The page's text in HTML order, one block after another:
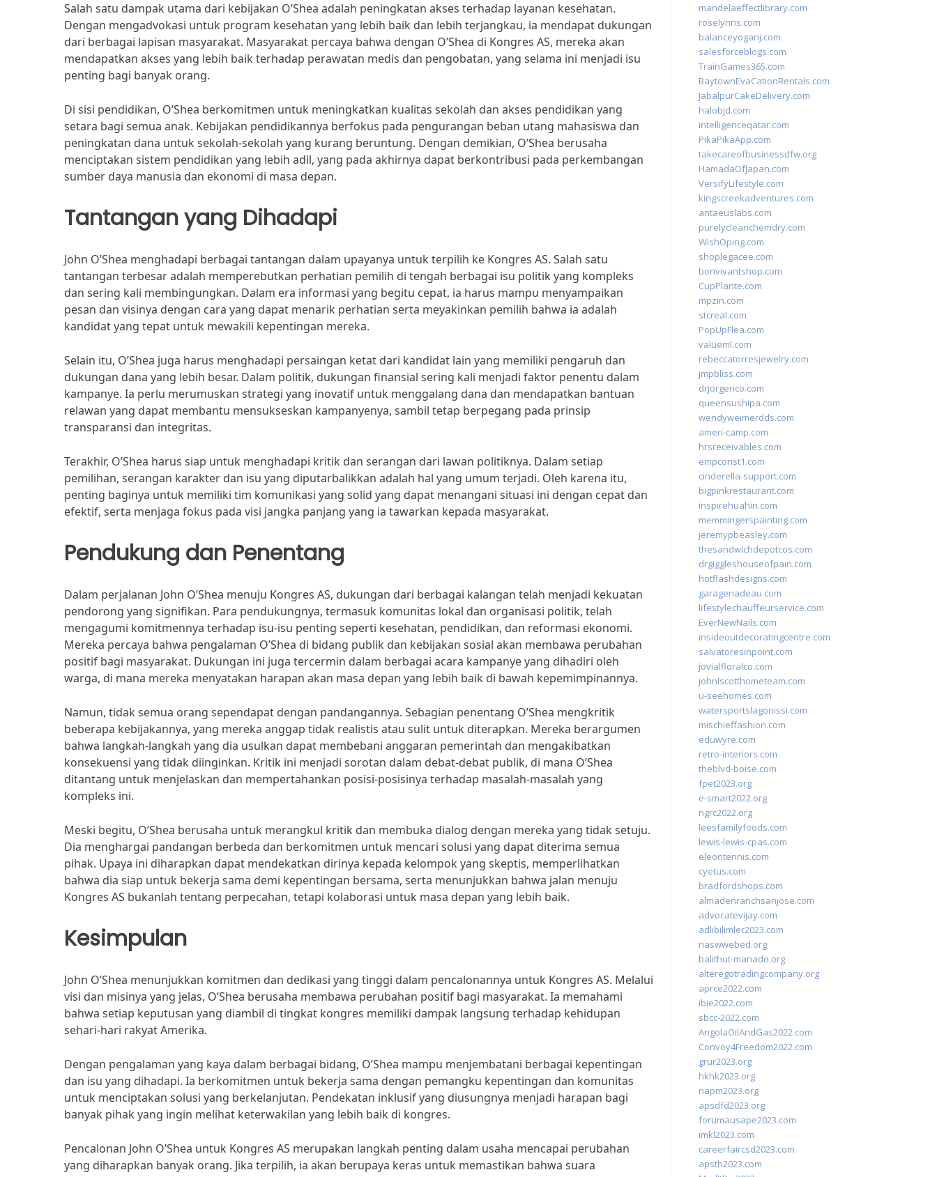
Salah satu dampak utama dari kebijakan O’Shea adalah peningkatan akses terhadap layanan kesehatan.
Dengan mengadvokasi untuk program kesehatan yang lebih baik dan lebih terjangkau, ia mendapat dukungan
dari berbagai lapisan masyarakat. Masyarakat percaya bahwa dengan O’Shea di Kongres AS, mereka akan
mendapatkan akses yang lebih baik terhadap perawatan medis dan pengobatan, yang selama ini menjadi isu
penting bagi banyak orang.
Di sisi pendidikan, O’Shea berkomitmen untuk meningkatkan kualitas sekolah dan akses pendidikan yang
setara bagi semua anak. Kebijakan pendidikannya berfokus pada pengurangan beban utang mahasiswa dan
peningkatan dana untuk sekolah-sekolah yang kurang beruntung. Dengan demikian, O’Shea berusaha
menciptakan sistem pendidikan yang lebih adil, yang pada akhirnya dapat berkontribusi pada perkembangan
sumber daya manusia dan ekonomi di masa depan.
Tantangan yang Dihadapi
John O’Shea menghadapi berbagai tantangan dalam upayanya untuk terpilih ke Kongres AS. Salah satu
tantangan terbesar adalah memperebutkan perhatian pemilih di tengah berbagai isu politik yang kompleks
dan sering kali membingungkan. Dalam era informasi yang begitu cepat, ia harus mampu menyampaikan
pesan dan visinya dengan cara yang dapat menarik perhatian serta meyakinkan pemilih bahwa ia adalah
kandidat yang tepat untuk mewakili kepentingan mereka.
Selain itu, O’Shea juga harus menghadapi persaingan ketat dari kandidat lain yang memiliki pengaruh dan
dukungan dana yang lebih besar. Dalam politik, dukungan finansial sering kali menjadi faktor penentu dalam
kampanye. Ia perlu merumuskan strategi yang inovatif untuk menggalang dana dan mendapatkan bantuan
relawan yang dapat membantu mensukseskan kampanyenya, sambil tetap berpegang pada prinsip
transparansi dan integritas.
Terakhir, O’Shea harus siap untuk menghadapi kritik dan serangan dari lawan politiknya. Dalam setiap
pemilihan, serangan karakter dan isu yang diputarbalikkan adalah hal yang umum terjadi. Oleh karena itu,
penting baginya untuk memiliki tim komunikasi yang solid yang dapat menangani situasi ini dengan cepat dan
efektif, serta menjaga fokus pada visi jangka panjang yang ia tawarkan kepada masyarakat.
Pendukung dan Penentang
Dalam perjalanan John O’Shea menuju Kongres AS, dukungan dari berbagai kalangan telah menjadi kekuatan
pendorong yang signifikan. Para pendukungnya, termasuk komunitas lokal dan organisasi politik, telah
mengagumi komitmennya terhadap isu-isu penting seperti kesehatan, pendidikan, dan reformasi ekonomi.
Mereka percaya bahwa pengalaman O’Shea di bidang publik dan kebijakan sosial akan membawa perubahan
positif bagi masyarakat. Dukungan ini juga tercermin dalam berbagai acara kampanye yang dihadiri oleh
warga, di mana mereka menyatakan harapan akan masa depan yang lebih baik di bawah kepemimpinannya.
Namun, tidak semua orang sependapat dengan pandangannya. Sebagian penentang O’Shea mengkritik
beberapa kebijakannya, yang mereka anggap tidak realistis atau sulit untuk diterapkan. Mereka berargumen
bahwa langkah-langkah yang dia usulkan dapat membebani anggaran pemerintah dan mengakibatkan
konsekuensi yang tidak diinginkan. Kritik ini menjadi sorotan dalam debat-debat publik, di mana O’Shea
ditantang untuk menjelaskan dan mempertahankan posisi-posisinya terhadap masalah-masalah yang
kompleks ini.
Meski begitu, O’Shea berusaha untuk merangkul kritik dan membuka dialog dengan mereka yang tidak setuju.
Dia menghargai pandangan berbeda dan berkomitmen untuk mencari solusi yang dapat diterima semua
pihak. Upaya ini diharapkan dapat mendekatkan dirinya kepada kelompok yang skeptis, memperlihatkan
bahwa dia siap untuk bekerja sama demi kepentingan bersama, serta menunjukkan bahwa jalan menuju
Kongres AS bukanlah tentang perpecahan, tetapi kolaborasi untuk masa depan yang lebih baik.
Kesimpulan
John O’Shea menunjukkan komitmen dan dedikasi yang tinggi dalam pencalonannya untuk Kongres AS. Melalui
visi dan misinya yang jelas, O’Shea berusaha membawa perubahan positif bagi masyarakat. Ia memahami
bahwa setiap keputusan yang diambil di tingkat kongres memiliki dampak langsung terhadap kehidupan
sehari-hari rakyat Amerika.
Dengan pengalaman yang kaya dalam berbagai bidang, O’Shea mampu menjembatani berbagai kepentingan
dan isu yang dihadapi. Ia berkomitmen untuk bekerja sama dengan pemangku kepentingan dan komunitas
untuk menciptakan solusi yang berkelanjutan. Pendekatan inklusif yang diusungnya menjadi harapan bagi
banyak pihak yang ingin melihat keterwakilan yang lebih baik di kongres.
Pencalonan John O’Shea untuk Kongres AS merupakan langkah penting dalam usaha mencapai perubahan
yang diharapkan banyak orang. Jika terpilih, ia akan berupaya keras untuk memastikan bahwa suara
mandelaeffectlibrary.com
roselynns.com
balanceyoganj.com
salesforceblogs.com
TrainGames365.com
BaytownEvaCationRentals.com
JabalpurCakeDelivery.com
halobjd.com
intelligenceqatar.com
PikaPikaApp.com
takecareofbusinessdfw.org
HamadaOfJapan.com
VersifyLifestyle.com
kingscreekadventures.com
antaeuslabs.com
purelycleanchemdry.com
WishOping.com
shoplegacee.com
bonvivantshop.com
CupPlante.com
mpzin.com
stcreal.com
PopUpFlea.com
valueml.com
rebeccatorresjewelry.com
jmpbliss.com
drjorgerico.com
queensushipa.com
wendyweimerdds.com
ameri-camp.com
hrsreceivables.com
empconst1.com
cinderella-support.com
bigpinkrestaurant.com
inspirehuahin.com
memmingerspainting.com
jeremypbeasley.com
thesandwichdepotcos.com
drgiggleshouseofpain.com
hotflashdesigns.com
garagenadeau.com
lifestylechauffeurservice.com
EverNewNails.com
insideoutdecoratingcentre.com
salvatoresinpoint.com
jovialfloralco.com
johnlscotthometeam.com
u-seehomes.com
watersportslagonissi.com
mischieffashion.com
eduwyre.com
retro-interiors.com
theblvd-boise.com
fpet2023.org
e-smart2022.org
ngrc2022.org
leesfamilyfoods.com
lewis-lewis-cpas.com
eleontennis.com
cyetus.com
bradfordshops.com
almadenranchsanjose.com
advocatevijay.com
adlibilimler2023.com
naswwebed.org
balithut-manado.org
alteregotradingcompany.org
aprce2022.com
ibie2022.com
sbcc-2022.com
AngolaOilAndGas2022.com
Convoy4Freedom2022.com
grur2023.org
hkhk2023.org
napm2023.org
apsdfd2023.org
forumausape2023.com
imkl2023.com
careerfaircsd2023.com
apsth2023.com